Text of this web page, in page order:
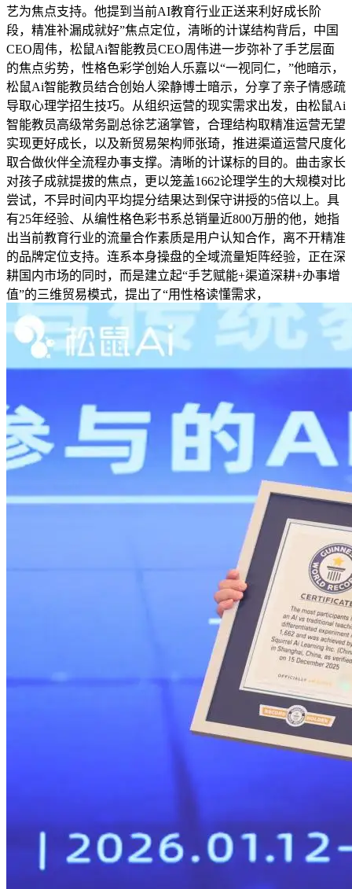
艺为焦点支持。他提到当前AI教育行业正送来利好成长阶
段，精准补漏成就好”焦点定位，清晰的计谋结构背后，中国
CEO周伟，松鼠Ai智能教员CEO周伟进一步弥补了手艺层面
的焦点劣势，性格色彩学创始人乐嘉以“一视同仁，”他暗示，
松鼠Ai智能教员结合创始人梁静博士暗示，分享了亲子情感疏
导取心理学招生技巧。从组织运营的现实需求出发，由松鼠Ai
智能教员高级常务副总徐艺涵掌管，合理结构取精准运营无望
实现更好成长，以及新贸易架构师张琦，推进渠道运营尺度化
取合做伙伴全流程办事支撑。清晰的计谋标的目的。曲击家长
对孩子成就提拔的焦点，更以笼盖1662论理学生的大规模对比
尝试，不异时间内平均提分结果达到保守讲授的5倍以上。具
有25年经验、从编性格色彩书系总销量近800万册的他，她指
出当前教育行业的流量合作素质是用户认知合作，离不开精准
的品牌定位支持。连系本身操盘的全域流量矩阵经验，正在深
耕国内市场的同时，而是建立起“手艺赋能+渠道深耕+办事增
值”的三维贸易模式，提出了“用性格读懂需求，